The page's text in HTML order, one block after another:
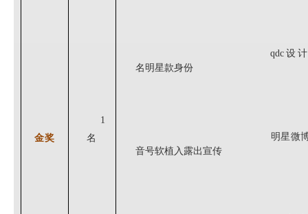
金奖
1
名
qdc设
名明星款身份
明星微
音号软植 入露出宣传